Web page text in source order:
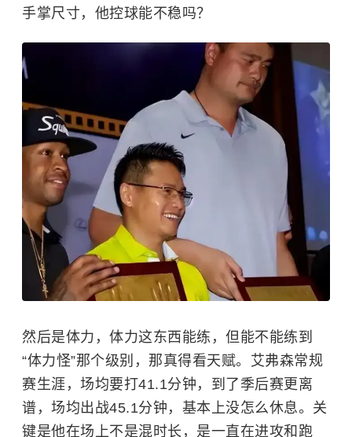
手掌尺寸，他控球能不稳吗？
然后是体力，体力这东西能练，但能不能练到
“体力怪”那个级别，那真得看天赋。艾弗森常规
赛生涯，场均要打41.1分钟，到了季后赛更离
谱，场均出战45.1分钟，基本上没怎么休息。关
键是他在场上不是混时长，是一直在进攻和跑